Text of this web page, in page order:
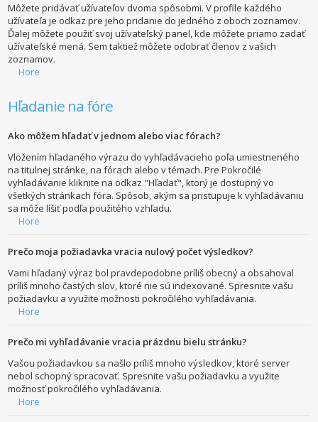
Môžete pridávať užívateľov dvoma spôsobmi. V profile každého
užívateľa je odkaz pre jeho pridanie do jedného z oboch zoznamov.
Ďalej môžete použiť svoj užívateľský panel, kde môžete priamo zadať
užívateľské mená. Sem taktiež môžete odobrať členov z vašich
zoznamov.
Hore
Hľadanie na fóre
Ako môžem hľadať v jednom alebo viac fórach?
Vložením hľadaného výrazu do vyhľadávacieho poľa umiestneného
na titulnej stránke, na fórach alebo v témach. Pre Pokročilé
vyhľadávanie kliknite na odkaz "Hľadať", ktorý je dostupný vo
všetkých stránkach fóra. Spôsob, akým sa pristupuje k vyhľadávaniu
sa môže líšiť podľa použitého vzhľadu.
Hore
Prečo moja požiadavka vracia nulový počet výsledkov?
Vami hľadaný výraz bol pravdepodobne príliš obecný a obsahoval
príliš mnoho častých slov, ktoré nie sú indexované. Spresnite vašu
požiadavku a využite možnosti pokročilého vyhľadávania.
Hore
Prečo mi vyhľadávanie vracia prázdnu bielu stránku?
Vašou požiadavkou sa našlo príliš mnoho výsledkov, ktoré server
nebol schopný spracovať. Spresnite vašu požiadavku a využite
možnosť pokročilého vyhľadávania.
Hore